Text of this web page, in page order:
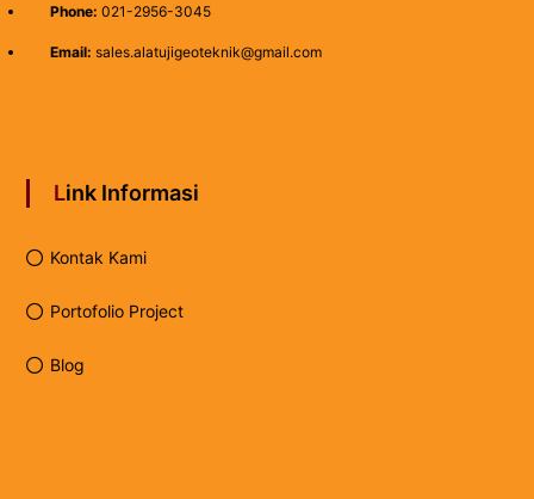
Phone: 021-2956-3045
Email: sales.alatujigeoteknik@gmail.com
Link Informasi
Kontak Kami
Portofolio Project
Blog